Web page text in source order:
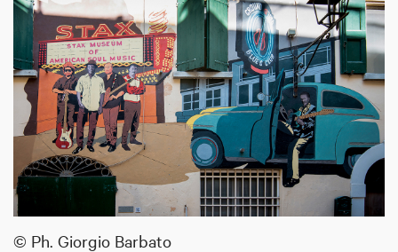
© Ph. Giorgio Barbato